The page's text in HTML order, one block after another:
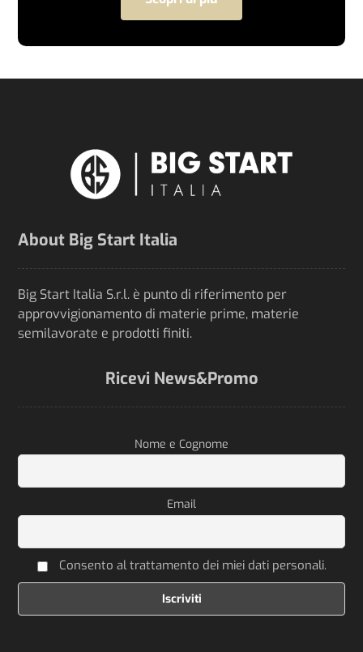
About Big Start Italia
Big Start Italia S.r.l. è punto di riferimento per
approvvigionamento di materie prime, materie
semilavorate e prodotti finiti.
Ricevi News&Promo
Nome e Cognome
Email
Consento al trattamento dei miei dati personali.